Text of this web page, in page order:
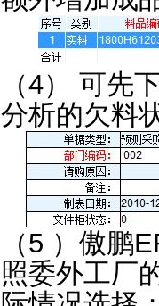
（4） 可先
分析的欠料
（5 ）傲鹏
照委外工厂